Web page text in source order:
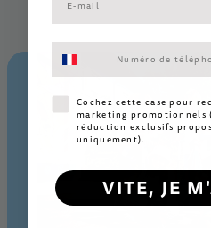
Consentement SMS marketing
Cochez cette case pour
marketing promotionnels
réduction exclusifs
uniquement).
VITE, JE